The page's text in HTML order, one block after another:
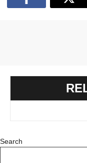
Search